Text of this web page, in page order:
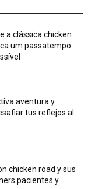
a clássica chicken
um passatempo
aventura y
tus reflejos al
chicken road y sus
pacientes y